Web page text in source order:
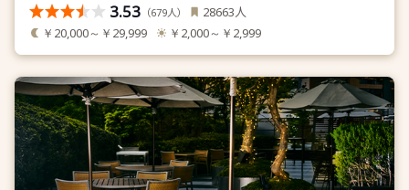
3.53 （679人） 28663人
￥20,000～￥29,999 ￥2,000～￥2,999